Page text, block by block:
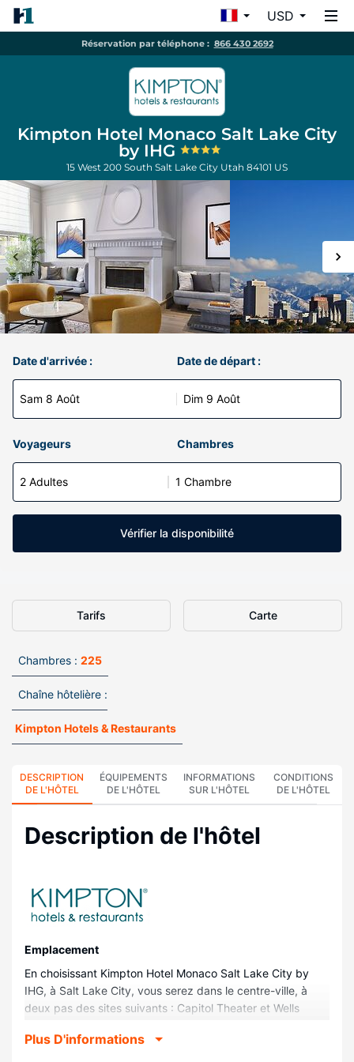
USD
Réservation par téléphone : 866 430 2692
Kimpton Hotel Monaco Salt Lake City
by IHG
15 West 200 South Salt Lake City Utah 84101 US
Date d'arrivée :
Sam 8 Août
Date de départ :
Dim 9 Août
Voyageurs Chambres
2 Adultes 1 Chambre
Vérifier la disponibilité
Tarifs Carte
Chambres : 225
Chaîne hôtelière :
Kimpton Hotels & Restaurants
DESCRIPTION
DE L'HÔTEL
ÉQUIPEMENTS
DE L'HÔTEL
INFORMATIONS
SUR L'HÔTEL
CONDITIONS
DE L'HÔTEL
Description de l'hôtel
Emplacement
En choisissant Kimpton Hotel Monaco Salt Lake City by
IHG, à Salt Lake City, vous serez dans le centre-ville, à
deux pas des sites suivants : Capitol Theater et Wells
spectacles Eccles Theater et à 0,6 km de Temple Square.
Plus D'informations